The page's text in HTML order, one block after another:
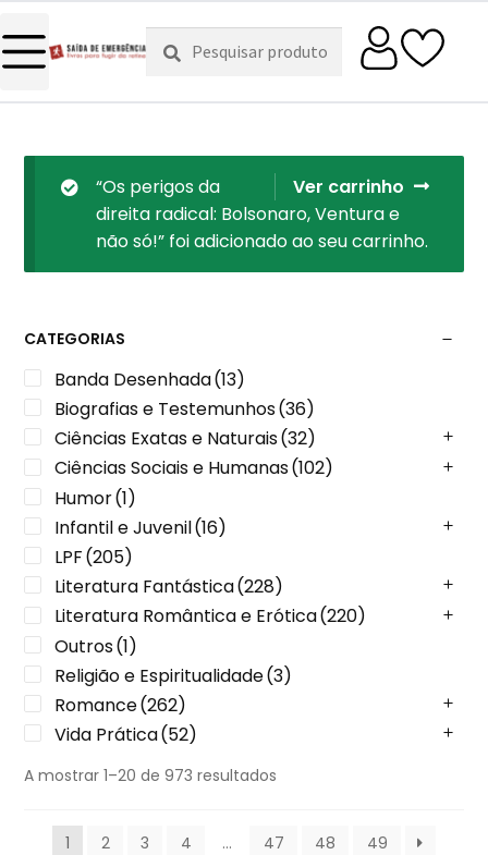
Pesquisar
por:
Pesquisa
Ver carrinho
“Os perigos da
direita radical: Bolsonaro, Ventura e
não só!” foi adicionado ao seu carrinho.
CATEGORIAS
Banda Desenhada(13)
Biografias e Testemunhos(36)
Ciências Exatas e Naturais(32)
Ciências Sociais e Humanas(102)
Humor(1)
Infantil e Juvenil(16)
LPF(205)
Literatura Fantástica(228)
Literatura Romântica e Erótica(220)
Outros(1)
Religião e Espiritualidade(3)
Romance(262)
Vida Prática(52)
A mostrar 1–20 de 973 resultados
1 2 3 4 … 47 48 49